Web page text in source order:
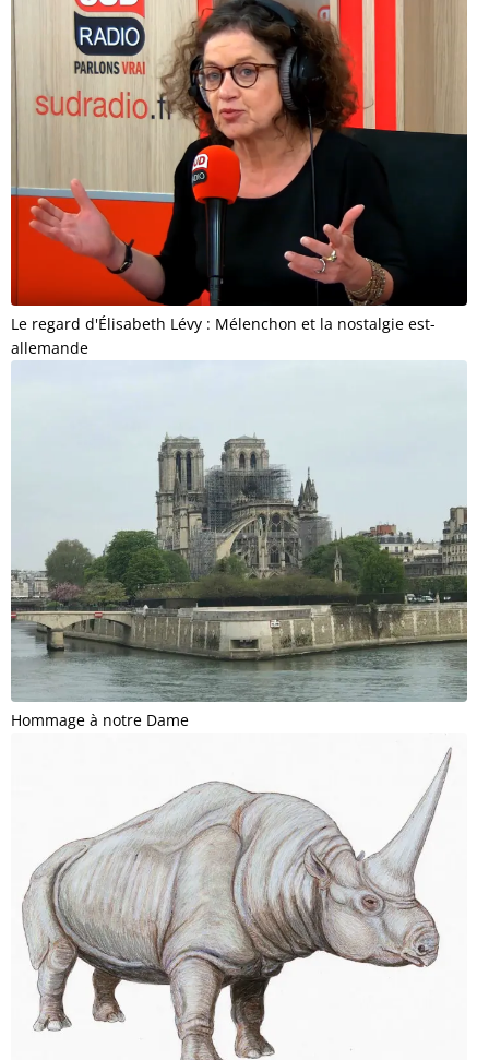
Le regard d'Élisabeth Lévy : Mélenchon et la nostalgie est-
allemande
Hommage à notre Dame